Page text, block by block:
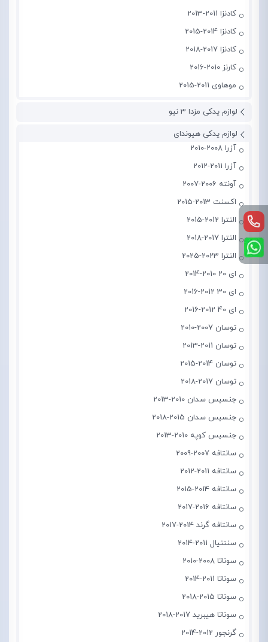
کادنزا 2011-2013
کادنزا 2014-2015
کادنزا 2017-2018
کارنز 2010-2016
موهاوی 2011-2015
لوازم یدکی مزدا 3 نیو
لوازم یدکی هیوندای
آزرا 2008-2010
آزرا 2011-2012
آونته 2006-2007
اکسنت 2013-2015
النترا 2012-2015
النترا 2017-2018
النترا 2023-2025
ای 20 2010-2014
ای 30 2012-2016
ای 40 2012-2016
توسان 2007-2010
توسان 2011-2013
توسان 2014-2015
توسان 2017-2018
جنسیس سدان 2010-2013
جنسیس سدان 2015-2018
جنسیس کوپه 2010-2013
سانتافه 2007-2009
سانتافه 2011-2012
سانتافه 2014-2015
سانتافه 2016-2017
سانتافه گرند 2014-2017
سنتنیال 2011-2014
سوناتا 2008-2010
سوناتا 2011-2014
سوناتا 2015-2018
سوناتا هیبرید 2017-2018
گرنجور 2012-2014